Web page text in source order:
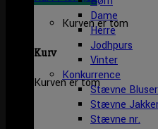
Kurven er tom
Kurv
Kurven er tom
Dame
Herre
Jodhpurs
Vinter
Konkurrence
Stævne Bluser
Stævne
Stævne nr.